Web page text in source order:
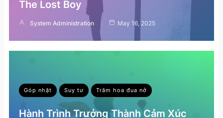
The Lost Boy
System Administration May 16, 2025
Góp nhặt Suy tư Trăm hoa đua nở
Hành Trình Trưởng Thành Cảm Xúc